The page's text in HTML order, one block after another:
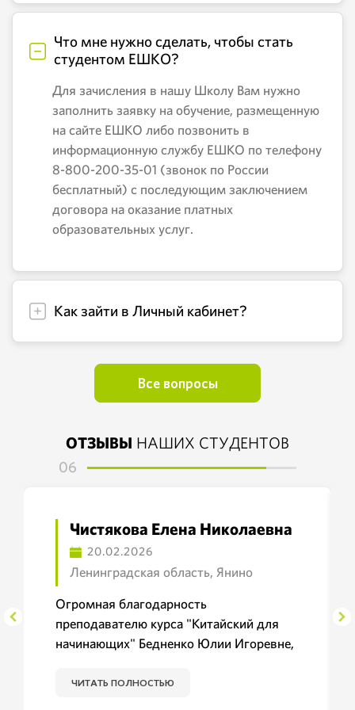
Что мне нужно сделать, чтобы стать
студентом ЕШКО?
Для зачисления в нашу Школу Вам нужно
заполнить заявку на обучение, размещенную
на сайте ЕШКО либо позвонить в
информационную службу ЕШКО по телефону
8-800-200-35-01 (звонок по России
бесплатный) с последующим заключением
договора на оказание платных
образовательных услуг.
Как зайти в Личный кабинет?
Все вопросы
ОТЗЫВЫ НАШИХ СТУДЕНТОВ
06
Чистякова Елена Николаевна
20.02.2026
Ленинградская область, Янино
Огромная благодарность
преподавателю курса "Китайский для
начинающих" Бедненко Юлии Игоревне,
сложного языка. Я очень довольна
ЧИТАТЬ ПОЛНОСТЬЮ